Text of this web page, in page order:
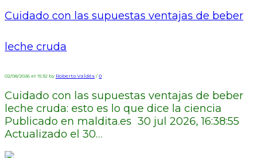
Cuidado con las supuestas ventajas de beber
leche cruda
02/08/2026 at 15:32 by Roberto Valdés / 0
Cuidado con las supuestas ventajas de beber
leche cruda: esto es lo que dice la ciencia
Publicado en maldita.es 30 jul 2026, 16:38:55
Actualizado el 30…